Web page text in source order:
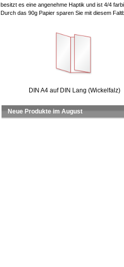
besitzt es eine angenehme Haptik und ist 4/4
Durch das 90g Papier sparen Sie mit diesem
DIN A4 auf DIN Lang (Wickelfalz)
Neue Produkte im August